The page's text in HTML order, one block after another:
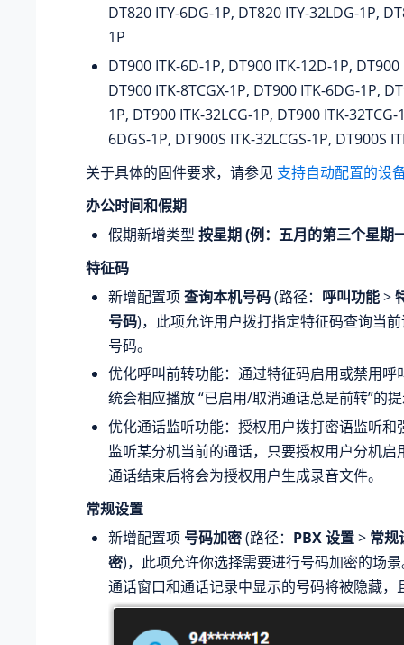
DT820 ITY-6DG-1P, DT820 ITY-32LDG-1P,
1P
DT900 ITK-6D-1P, DT900 ITK-12D-1P, DT900
DT900 ITK-8TCGX-1P, DT900 ITK-6DG-1P,
1P, DT900 ITK-32LCG-1P, DT900 ITK-32TCG-
6DGS-1P, DT900S ITK-32LCGS-1P, DT900S
关于具体的固件要求，请参见 支持自动配置的设
办公时间和假期
假期新增类型 按星期 (例：五月的第三个星期
特征码
新增配置项查询本机号码(路径： 呼叫功能>
号码)，此项允许用户拨打指定特征码查询当
号码。
优化呼叫前转功能：通过特征码启用或禁用呼
统会相应播放 “已启用/取消通话总是前转”的
优化通话监听功能：授权用户拨打密语监听和
监听某分机当前的通话，只要授权用户分机启
通话结束后将会为授权用户生成录音文件。
常规设置
新增配置项 号码加密(路径： PBX 设置> 常规
密)，此项允许你选择需要进行号码加密的场
通话窗口和通话记录中显示的号码将被隐藏，